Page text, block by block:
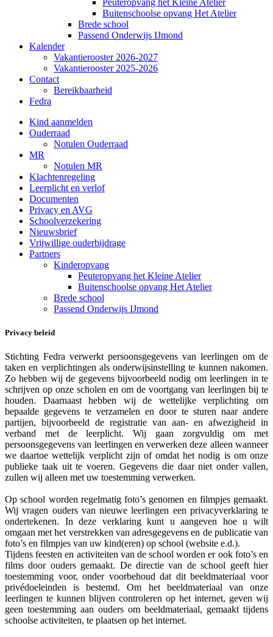
Peuteropvang het Kleine Atelier
Buitenschoolse opvang Het Atelier
Brede school
Passend Onderwijs IJmond
Kalender
Vakantierooster 2026-2027
Vakantierooster 2025-2026
Contact
Bereikbaarheid
Fedra
Kind aanmelden
Ouderraad
Notulen Ouderraad
MR
Notulen MR
Klachtenregeling
Leerplicht en verlof
Documenten
Privacy en AVG
Schoolverzekering
Nieuwsbrief
Vrijwillige ouderbijdrage
Partners
Kinderopvang
Peuteropvang het Kleine Atelier
Buitenschoolse opvang Het Atelier
Brede school
Passend Onderwijs IJmond
Privacy beleid
Stichting Fedra verwerkt persoonsgegevens van leerlingen om de
taken en verplichtingen als onderwijsinstelling te kunnen nakomen.
Zo hebben wij de gegevens bijvoorbeeld nodig om leerlingen in te
schrijven op onze scholen en om de voortgang van leerlingen bij te
houden. Daarnaast hebben wij de wettelijke verplichting om
bepaalde gegevens te verzamelen en door te sturen naar andere
partijen, bijvoorbeeld de registratie van aan- en afwezigheid in
verband met de leerplicht. Wij gaan zorgvuldig om met
persoonsgegevens van leerlingen en verwerken deze alleen wanneer
we daartoe wettelijk verplicht zijn of omdat het nodig is om onze
publieke taak uit te voeren. Gegevens die daar niet onder vallen,
zullen wij alleen met uw toestemming verwerken.
Op school worden regelmatig foto’s genomen en filmpjes gemaakt.
Wij vragen ouders van nieuwe leerlingen een privacyverklaring te
ondertekenen. In deze verklaring kunt u aangeven hoe u wilt
omgaan met het verstrekken van adresgegevens en de publicatie van
foto’s en filmpjes van uw kind(eren) op school (website e.d.).
Tijdens feesten en activiteiten van de school worden er ook foto’s en
films door ouders gemaakt. De directie van de school geeft hier
toestemming voor, onder voorbehoud dat dit beeldmateriaal voor
privédoeleinden is bestemd. Om het beeldmateriaal van onze
leerlingen te kunnen blijven controleren op het internet, geven wij
geen toestemming aan ouders om beeldmateriaal, gemaakt tijdens
schoolse activiteiten, te plaatsen op het internet.